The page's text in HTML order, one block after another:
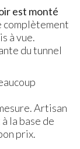
est monté
complètement
à vue.
du tunnel
Artisan
la base de
prix.